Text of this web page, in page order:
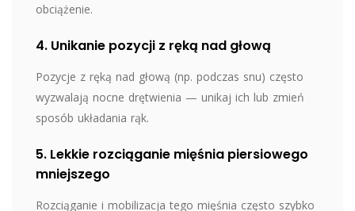
obciążenie.
4. Unikanie pozycji z ręką nad głową
Pozycje z ręką nad głową (np. podczas snu) często
wyzwalają nocne drętwienia — unikaj ich lub zmień
sposób układania rąk.
5. Lekkie rozciąganie mięśnia piersiowego
mniejszego
Rozciąganie i mobilizacja tego mięśnia często szybko